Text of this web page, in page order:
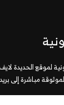
لموقع الحديدة
مباشرة إلى